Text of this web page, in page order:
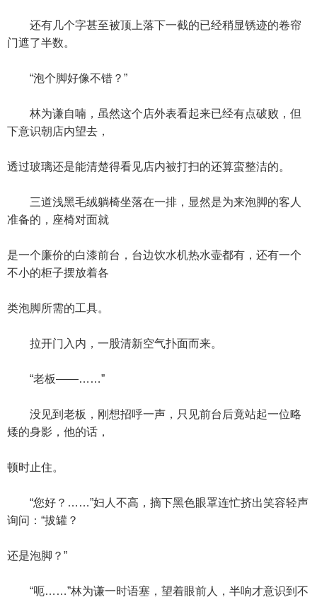
还有几个字甚至被顶上落下一截的已经稍显锈迹的卷帘
门遮了半数。
“泡个脚好像不错？”
林为谦自喃，虽然这个店外表看起来已经有点破败，但
下意识朝店内望去，
透过玻璃还是能清楚得看见店内被打扫的还算蛮整洁的。
三道浅黑毛绒躺椅坐落在一排，显然是为来泡脚的客人
准备的，座椅对面就
是一个廉价的白漆前台，台边饮水机热水壶都有，还有一个
不小的柜子摆放着各
类泡脚所需的工具。
拉开门入内，一股清新空气扑面而来。
“老板——……”
没见到老板，刚想招呼一声，只见前台后竟站起一位略
矮的身影，他的话，
顿时止住。
“您好？……”妇人不高，摘下黑色眼罩连忙挤出笑容轻声
询问：“拔罐？
还是泡脚？”
“呃……”林为谦一时语塞，望着眼前人，半响才意识到不